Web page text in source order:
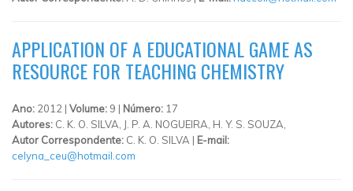
APPLICATION OF A EDUCATIONAL GAME AS
RESOURCE FOR TEACHING CHEMISTRY
Ano: 2012 | Volume: 9 | Número: 17
Autores: C. K. O. SILVA, J. P. A. NOGUEIRA, H. Y. S. SOUZA,
Autor Correspondente: C. K. O. SILVA | E-mail:
celyna_ceu@hotmail.com